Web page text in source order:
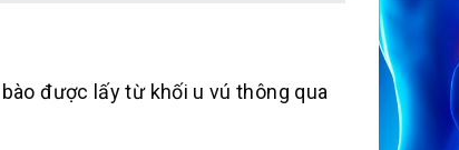
được lấy từ khối u vú thông qua